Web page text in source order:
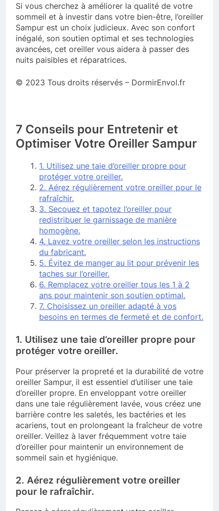
Si vous cherchez à améliorer la qualité de votre
sommeil et à investir dans votre bien-être, l’oreiller
Sampur est un choix judicieux. Avec son confort
inégalé, son soutien optimal et ses technologies
avancées, cet oreiller vous aidera à passer des
nuits paisibles et réparatrices.
© 2023 Tous droits réservés – DormirEnvol.fr
7 Conseils pour Entretenir et
Optimiser Votre Oreiller Sampur
1. Utilisez une taie d’oreiller propre pour
protéger votre oreiller.
2. Aérez régulièrement votre oreiller pour le
rafraîchir.
3. Secouez et tapotez l’oreiller pour
redistribuer le garnissage de manière
homogène.
4. Lavez votre oreiller selon les instructions
du fabricant.
5. Évitez de manger au lit pour prévenir les
taches sur l’oreiller.
6. Remplacez votre oreiller tous les 1 à 2
ans pour maintenir son soutien optimal.
7. Choisissez un oreiller adapté à vos
besoins en termes de fermeté et de confort.
1. Utilisez une taie d’oreiller propre pour
protéger votre oreiller.
Pour préserver la propreté et la durabilité de votre
oreiller Sampur, il est essentiel d’utiliser une taie
d’oreiller propre. En enveloppant votre oreiller
dans une taie régulièrement lavée, vous créez une
barrière contre les saletés, les bactéries et les
acariens, tout en prolongeant la fraîcheur de votre
oreiller. Veillez à laver fréquemment votre taie
d’oreiller pour maintenir un environnement de
sommeil sain et hygiénique.
2. Aérez régulièrement votre oreiller
pour le rafraîchir.